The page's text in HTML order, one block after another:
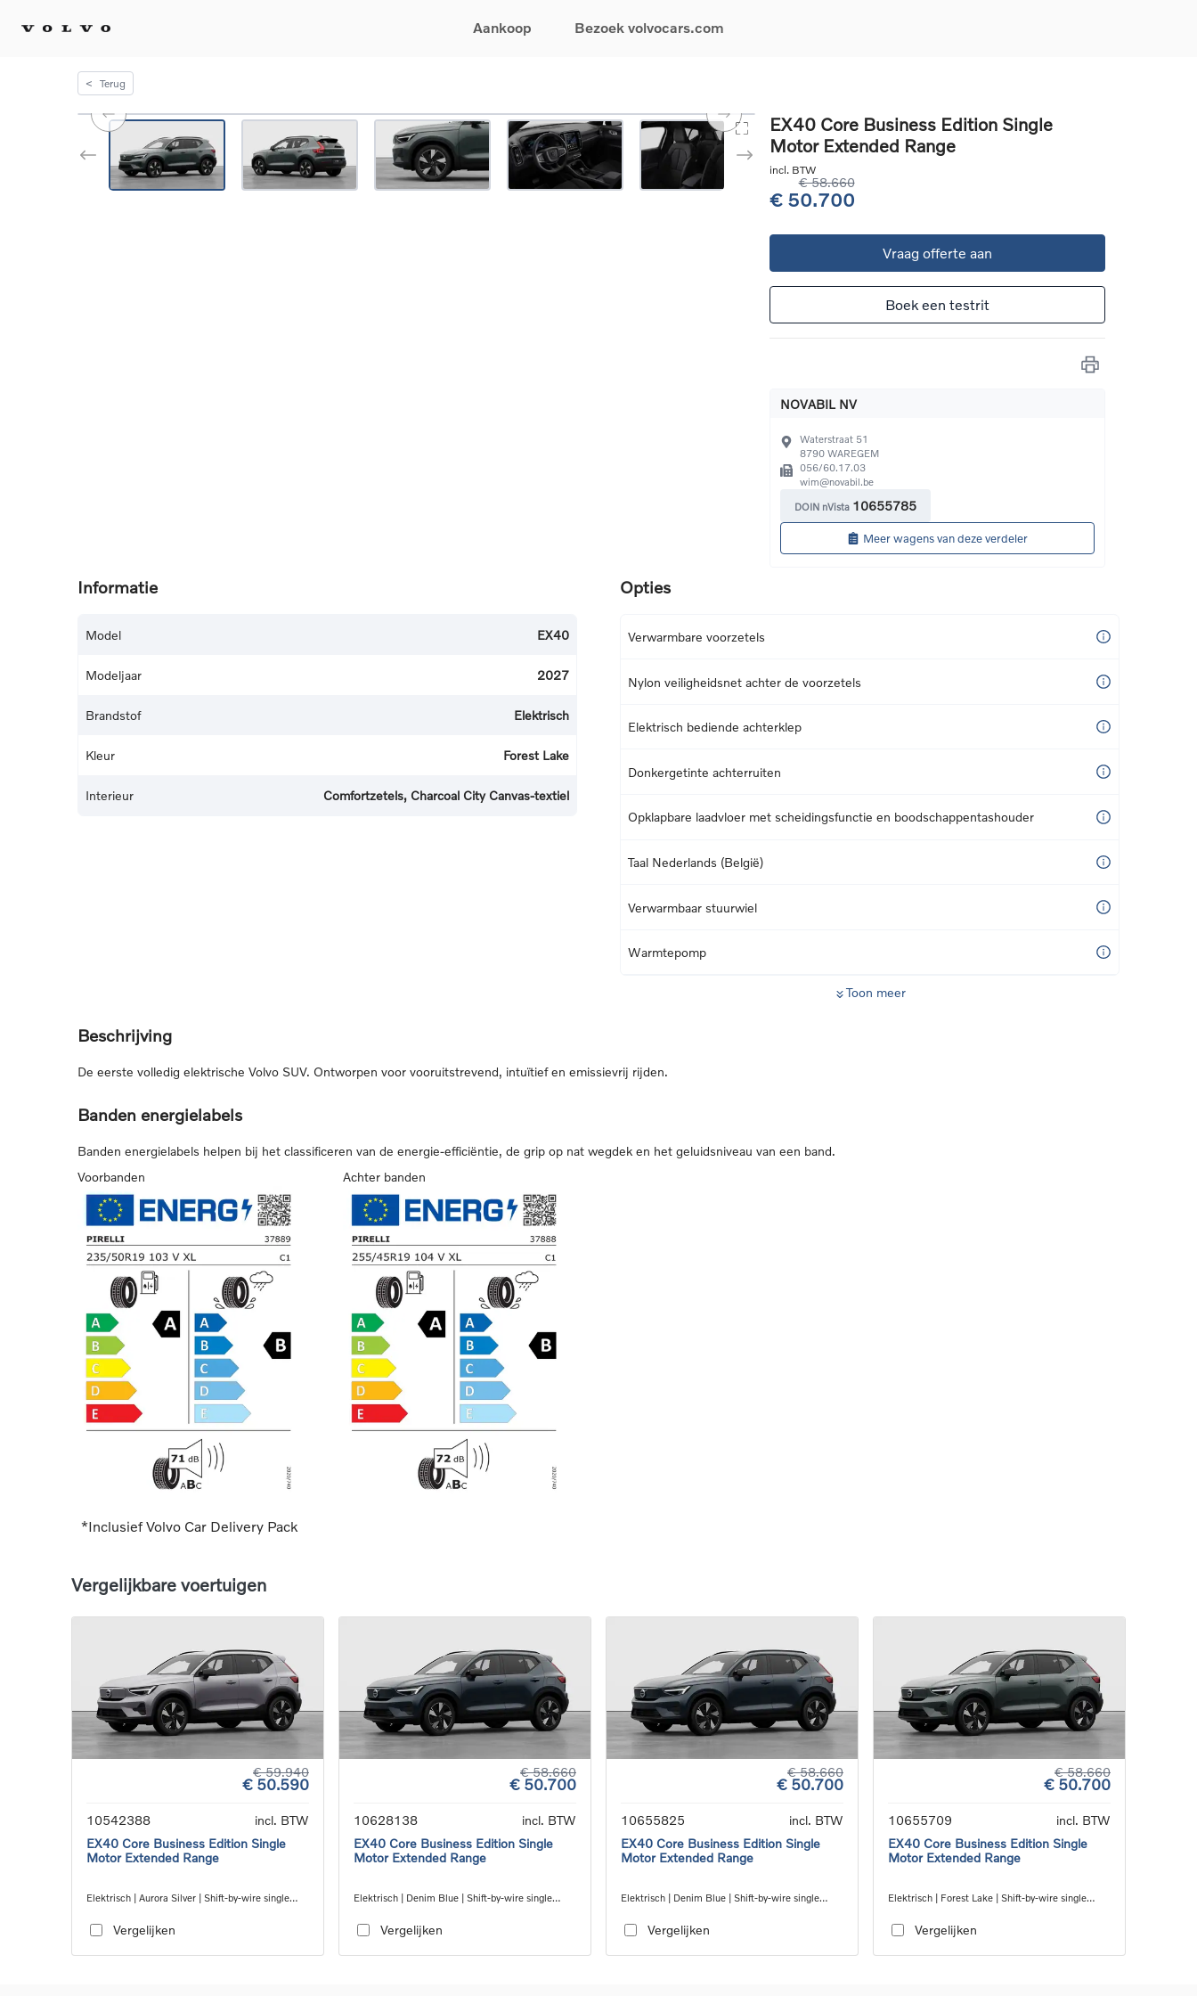
Aankoop
EX30
EX40
EC40
Elektrische auto's
Plug-inhybride auto's
Mild hybrid auto's
Bezoek volvocars.com
Stel uw wagen samen
Tijdelijke aanbiedingen
Gecertificeerde
Financieren
Verzekeringen
Boek een onderhoud
Onderhoud & herstellingen
Overname van uw auto
24/7 Pechverhelping
< Terug
EX40 Core Business Edition Single
Motor Extended Range
incl. BTW
€ 58.660
€ 50.700
Vraag offerte aan
Boek een testrit
NOVABIL NV
Waterstraat 51
8790 WAREGEM
056/60.17.03
wim@novabil.be
DOIN nVista 10655785
Meer wagens van deze verdeler
Informatie
Model EX40
Modeljaar 2027
Brandstof Elektrisch
Kleur Forest Lake
Interieur Comfortzetels, Charcoal City Canvas-textiel
Opties
Verwarmbare voorzetels
Nylon veiligheidsnet achter de voorzetels
Elektrisch bediende achterklep
Donkergetinte achterruiten
Opklapbare laadvloer met scheidingsfunctie en boodschappentashouder
Taal Nederlands (België)
Verwarmbaar stuurwiel
Warmtepomp
Toon meer
Beschrijving
De eerste volledig elektrische Volvo SUV. Ontworpen voor vooruitstrevend, intuïtief en emissievrij rijden.
Banden energielabels
Banden energielabels helpen bij het classificeren van de energie-efficiëntie, de grip op nat wegdek en het geluidsniveau van een band.
Voorbanden
Achter banden
*Inclusief Volvo Car Delivery Pack
Vergelijkbare voertuigen
€ 59.940
€ 50.590
10542388
incl. BTW
EX40 Core Business Edition Single
Motor Extended Range
Elektrisch | Aurora Silver | Shift-by-wire single
Vergelijken
€ 58.660
€ 50.700
10628138
incl. BTW
EX40 Core Business Edition Single
Motor Extended Range
Elektrisch | Denim Blue | Shift-by-wire single
Vergelijken
€ 58.660
€ 50.700
10655825
incl. BTW
EX40 Core Business Edition Single
Motor Extended Range
Elektrisch | Denim Blue | Shift-by-wire single
Vergelijken
€ 58.660
€ 50.700
10655709
incl. BTW
EX40 Core Business Edition Single
Motor Extended Range
Elektrisch | Forest Lake | Shift-by-wire single
Vergelijken